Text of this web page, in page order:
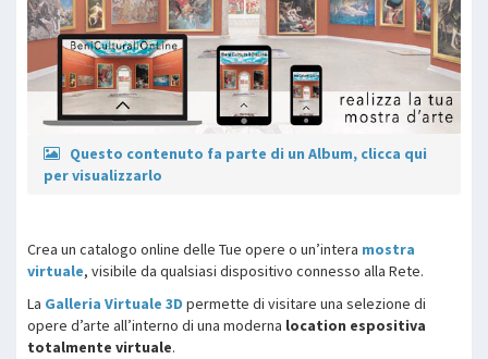
Questo contenuto fa parte di un Album, clicca qui
per visualizzarlo
Crea un catalogo online delle Tue opere o un’intera mostra
virtuale, visibile da qualsiasi dispositivo connesso alla Rete.
La Galleria Virtuale 3D permette di visitare una selezione di
opere d’arte all’interno di una moderna location espositiva
totalmente virtuale.